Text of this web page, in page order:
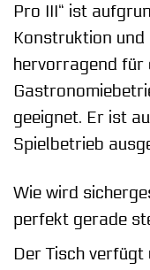
Pro III“ ist
Konstruktion
hervorragend für
geeignet. Er ist
Spielbetrieb
Wie wird
perfekt gerade
Der Tisch